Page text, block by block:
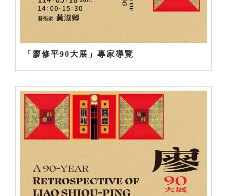
「廖修平90大展」專家導覽